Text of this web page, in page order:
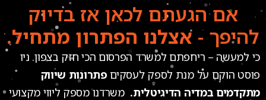
אם הגעתם לכאן אז בדיוק
להיפך - אצלנו הפתרון מתחיל.
כי למעשה – ריחפתם למשרד הפרסום הכי חזק בצפון. ניו
פוסט הוקם על מנת לספק לעסקים פתרונות שיווק
מתקדמים במדיה הדיגיטלית. משרדנו מספק ליווי מקצועי